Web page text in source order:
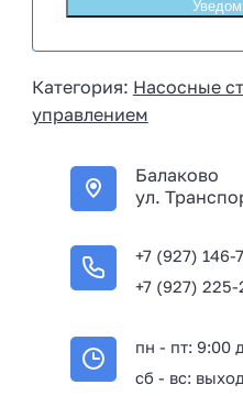
s
a
+
Категория: Насосные
управлением
Балаково
ул.
+7 (927) 146-
+7 (927)
пн - пт: 9:00
сб - вс: